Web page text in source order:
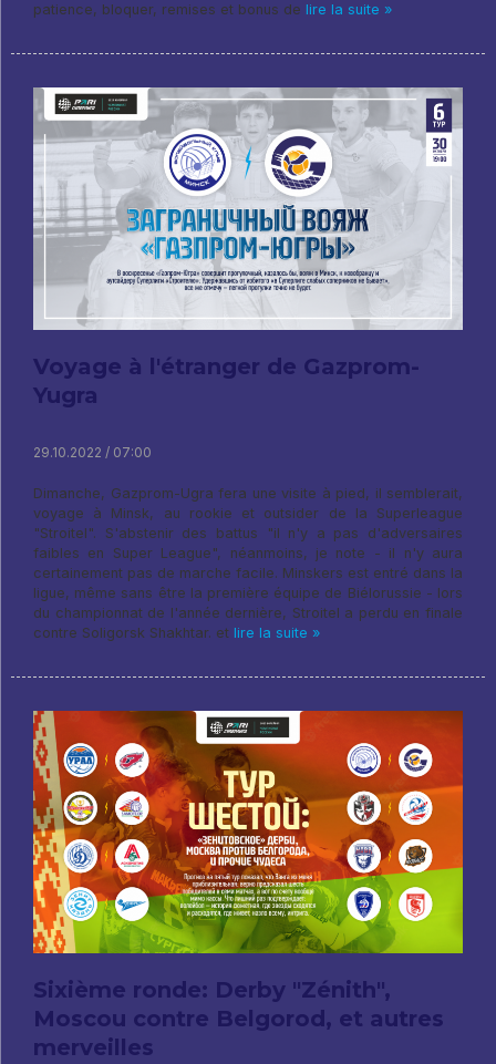
patience, bloquer, remises et bonus de lire la suite »
Voyage à l'étranger de Gazprom-
Yugra
29.10.2022 / 07:00
Dimanche, Gazprom-Ugra fera une visite à pied, il semblerait,
voyage à Minsk, au rookie et outsider de la Superleague
"Stroitel". S'abstenir des battus "il n'y a pas d'adversaires
faibles en Super League", néanmoins, je note - il n'y aura
certainement pas de marche facile. Minskers est entré dans la
ligue, même sans être la première équipe de Biélorussie - lors
du championnat de l'année dernière, Stroitel a perdu en finale
contre Soligorsk Shakhtar. et lire la suite »
Sixième ronde: Derby "Zénith",
Moscou contre Belgorod, et autres
merveilles